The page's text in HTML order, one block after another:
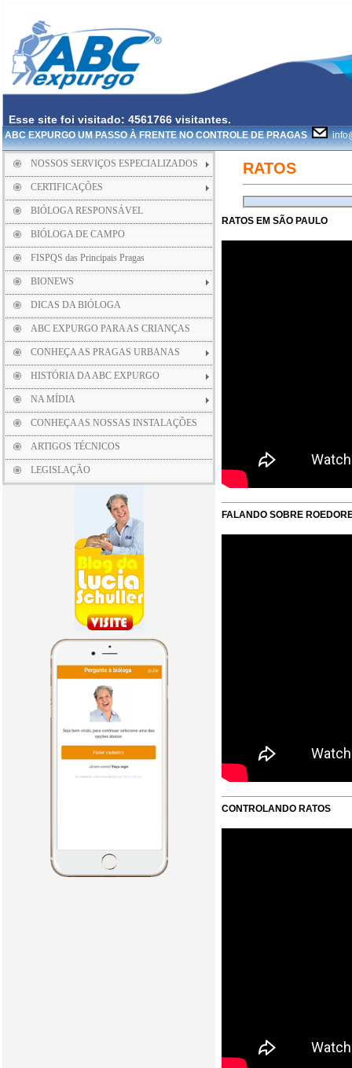
Esse site foi visitado: 4561766 visitantes.
ABC EXPURGO UM PASSO À FRENTE NO CONTROLE DE PRAGAS
NOSSOS SERVIÇOS ESPECIALIZADOS
CERTIFICAÇÕES
BIÓLOGA RESPONSÁVEL
BIÓLOGA DE CAMPO
FISPQS das Principais Pragas
BIONEWS
DICAS DA BIÓLOGA
ABC EXPURGO PARA AS CRIANÇAS
CONHEÇA AS PRAGAS URBANAS
HISTÓRIA DA ABC EXPURGO
NA MÍDIA
CONHEÇA AS NOSSAS INSTALAÇÕES
ARTIGOS TÉCNICOS
LEGISLAÇÃO
RATOS
RATOS EM SÃO PAULO
FALANDO SOBRE
CONTROLANDO RATOS